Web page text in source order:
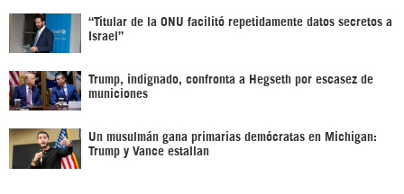
“Titular de la ONU facilitó repetidamente datos secretos a
Israel”
Trump, indignado, confronta a Hegseth por escasez de
municiones
Un musulmán gana primarias demócratas en Michigan:
Trump y Vance estallan